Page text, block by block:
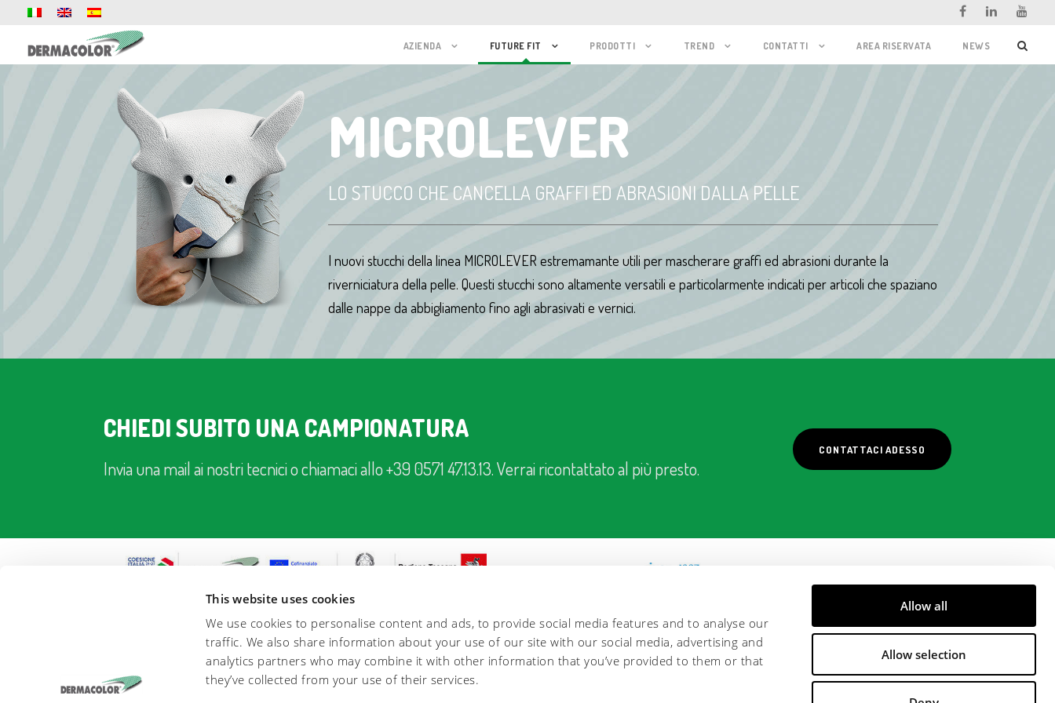
This website uses cookies
We use cookies to personalise content and ads, to provide social media features and to analyse our
traffic. We also share information about your use of our site with our social media, advertising and
analytics partners who may combine it with other information that you’ve provided to them or that
they’ve collected from your use of their services.
Allow all
Allow selection
AZIENDA FUTURE FIT PRODOTTI TREND CONTATTI AREA RISERVATA NEWS
MICROLEVER
LO STUCCO CHE CANCELLA GRAFFI ED ABRASIONI DALLA PELLE
I nuovi stucchi della linea MICROLEVER estremamante utili per mascherare graffi ed abrasioni durante la
riverniciatura della pelle. Questi stucchi sono altamente versatili e particolarmente indicati per articoli che spaziano
dalle nappe da abbigliamento fino agli abrasivati e vernici.
CHIEDI SUBITO UNA CAMPIONATURA
Invia una mail ai nostri tecnici o chiamaci allo +39 0571 47.13.13. Verrai ricontattato al più presto.
CONTATTACI ADESSO